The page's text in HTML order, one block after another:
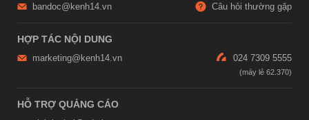
bandoc@kenh14.vn Câu hỏi thường gặp
HỢP TÁC NỘI DUNG
marketing@kenh14.vn 024 7309 5555
HỖ TRỢ QUẢNG CÁO